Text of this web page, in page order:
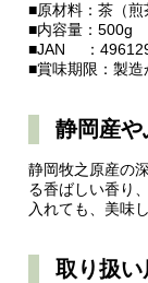
■原材料：茶（煎
■内容量：500g
■JAN ：
■賞味期限：製造
静岡産
静岡牧之原産の
る香ばしい香り
入れても、美味
取り扱い